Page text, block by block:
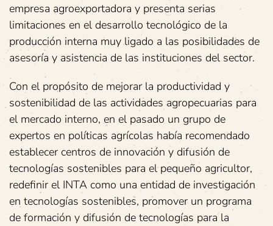
empresa agroexportadora y presenta serias
limitaciones en el desarrollo tecnológico de la
producción interna muy ligado a las posibilidades de
asesoría y asistencia de las instituciones del sector.
Con el propósito de mejorar la productividad y
sostenibilidad de las actividades agropecuarias para
el mercado interno, en el pasado un grupo de
expertos en políticas agrícolas había recomendado
establecer centros de innovación y difusión de
tecnologías sostenibles para el pequeño agricultor,
redefinir el INTA como una entidad de investigación
en tecnologías sostenibles, promover un programa
de formación y difusión de tecnologías para la